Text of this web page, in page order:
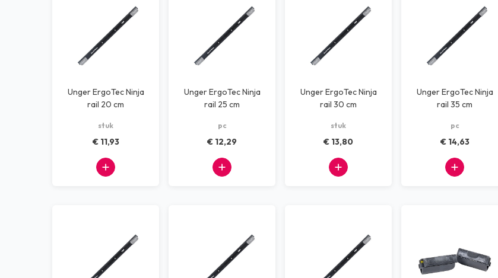
Unger ErgoTec Ninja
rail 20 cm
stuk
€ 11,93
Unger ErgoTec Ninja
rail 25 cm
pc
€ 12,29
Unger ErgoTec Ninja
rail 30 cm
stuk
€ 13,80
Unger ErgoTec Ninja
rail 35 cm
pc
€ 14,63